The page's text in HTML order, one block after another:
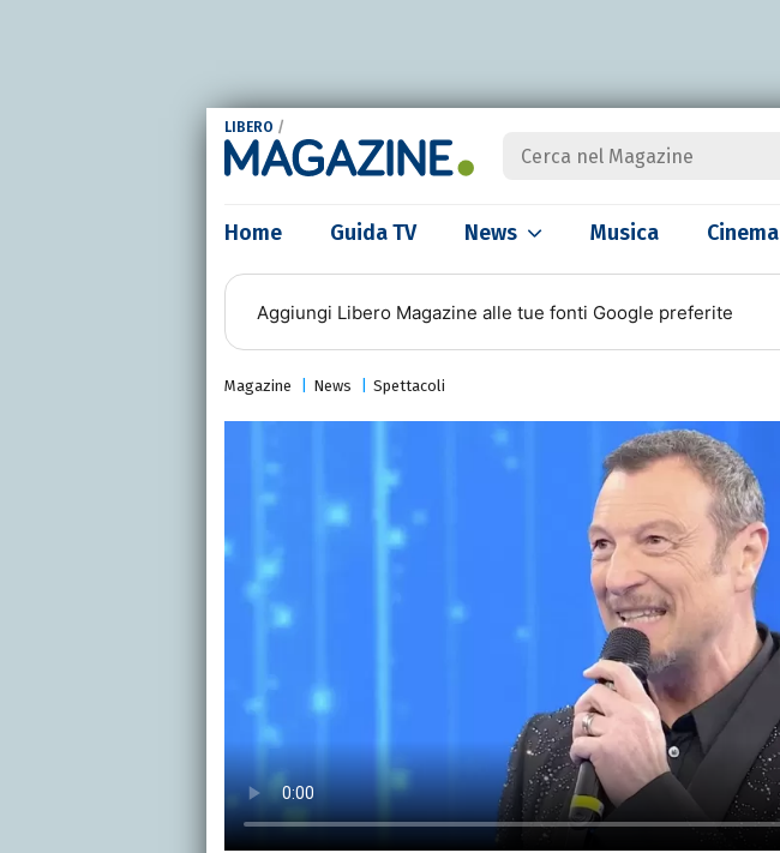
LIBERO /
Home Guida TV News Musica Cinema
Aggiungi Libero Magazine alle tue fonti Google preferite
Magazine News Spettacoli